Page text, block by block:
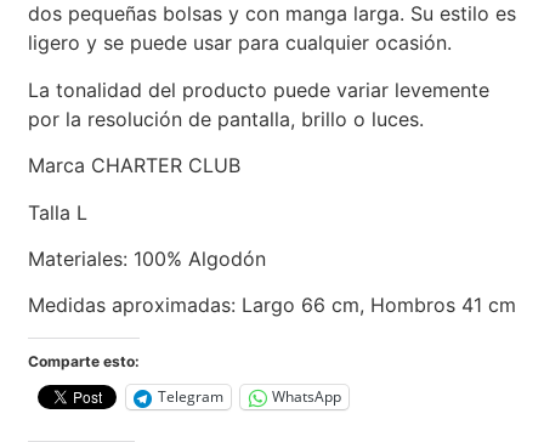
dos pequeñas bolsas y con manga larga. Su estilo es
ligero y se puede usar para cualquier ocasión.
La tonalidad del producto puede variar levemente
por la resolución de pantalla, brillo o luces.
Marca CHARTER CLUB
Talla L
Materiales: 100% Algodón
Medidas aproximadas: Largo 66 cm, Hombros 41 cm
Comparte esto:
Telegram WhatsApp